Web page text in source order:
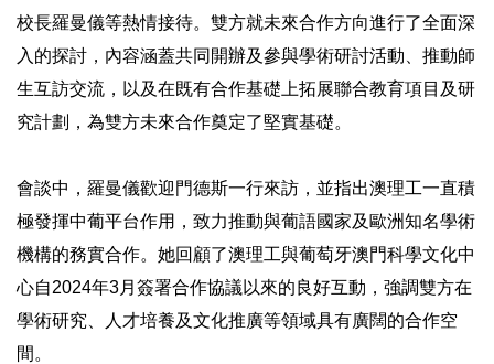
校長羅曼儀等熱情接待。雙方就未來合作方向進行了全面深
入的探討，內容涵蓋共同開辦及參與學術研討活動、推動師
生互訪交流，以及在既有合作基礎上拓展聯合教育項目及研
究計劃，為雙方未來合作奠定了堅實基礎。
會談中，羅曼儀歡迎門德斯一行來訪，並指出澳理工一直積
極發揮中葡平台作用，致力推動與葡語國家及歐洲知名學術
機構的務實合作。她回顧了澳理工與葡萄牙澳門科學文化中
心自2024年3月簽署合作協議以來的良好互動，強調雙方在
學術研究、人才培養及文化推廣等領域具有廣闊的合作空
間。